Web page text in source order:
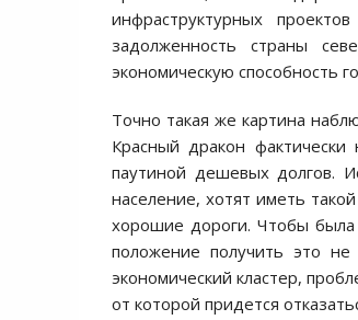
инфраструктурных
задолженность страны
экономическую способность
Точно такая же картина
Красный дракон
паутиной дешевых долгов.
население, хотят иметь
хорошие дороги. Чтобы была
положение получить это не
экономический кластер,
от которой придется